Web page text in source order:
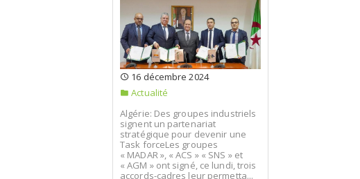
16 décembre 2024
Actualité
Algérie: Des groupes industriels
signent un partenariat
stratégique pour devenir une
Task forceLes groupes
« MADAR », « ACS » « SNS » et
« AGM » ont signé, ce lundi, trois
accords-cadres leur permetta...